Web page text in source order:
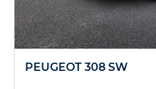
PEUGEOT 308 SW